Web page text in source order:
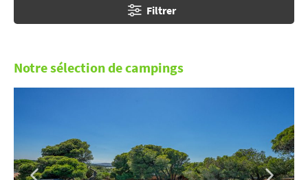
Filtrer
Notre sélection de campings